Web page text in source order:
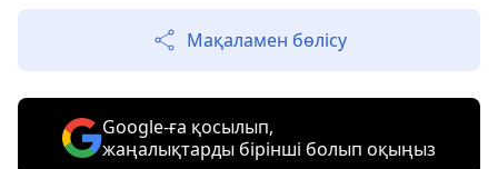
Мақаламен бөлісу
Google-ға қосылып,
жаңалықтарды бірінші болып оқыңыз